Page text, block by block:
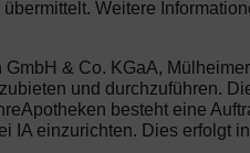
Weitere
& Co. KGaA,
und durchzuführen.
besteht eine
einzurichten. Dies erfolgt